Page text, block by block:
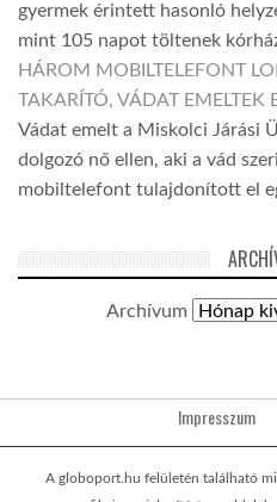
gyermek érintett hasonló
mint 105 napot töltenek
HÁROM MOBILTELEFONT
TAKARÍTÓ, VÁDAT EMELTEK
Vádat emelt a Miskolci Járási
dolgozó nő ellen, aki a vád
mobiltelefont tulajdonított el
Archívum
Impresszum
A globoport.hu felületén található